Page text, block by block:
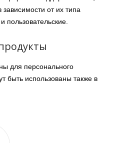
от их типа
пользовательские.
для персонального
быть использованы также в